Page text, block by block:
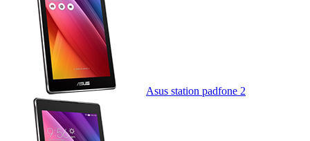
Asus station padfone 2